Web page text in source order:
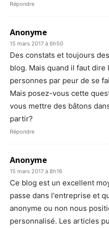
Répondre
Anonyme
15 mars 2017 à 6h50
Des constats et toujours
blog. Mais quand il faut dire
personnes par peur de se
Mais posez-vous cette
vous mettre des bâtons
partir?
Répondre
Anonyme
15 mars 2017 à 8h16
Ce blog est un excellent
passe dans l'entreprise et
anonyme ou non nous
personnalisé. Les articles